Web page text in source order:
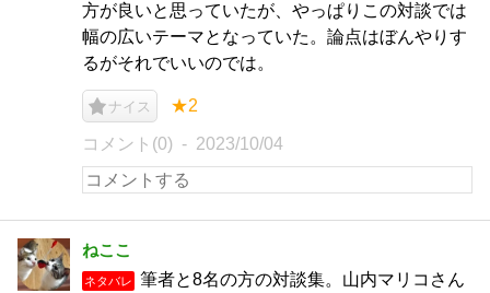
方が良いと思っていたが、やっぱりこの対談では
幅の広いテーマとなっていた。論点はぼんやりす
るがそれでいいのでは。
ナイス ★2
コメント(0) 2023/10/04
ねここ
ネタバレ
筆者と8名の方の対談集。山内マリコさん